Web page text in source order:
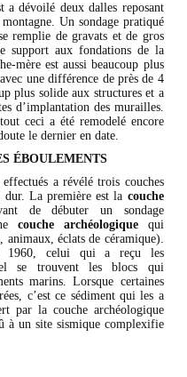
a dévoilé deux dalles reposant
Un sondage pratiqué
remplie de gravats et de gros
support aux fondations de la
mère est aussi beaucoup plus
une différence de près de 4
plus solide aux structures et a
d’implantation des murailles.
ceci a été remodelé encore
le dernier en date.
ÉBOULEMENTS
a révélé trois couches
dur. La première est la couche
de débuter un sondage
couche archéologiquequi
animaux, éclats de céramique).
1960, celui qui a reçu les
se trouvent les blocs qui
marins. Lorsque certaines
c’est ce sédiment qui les a
par la couche archéologique
à un site sismique complexifie